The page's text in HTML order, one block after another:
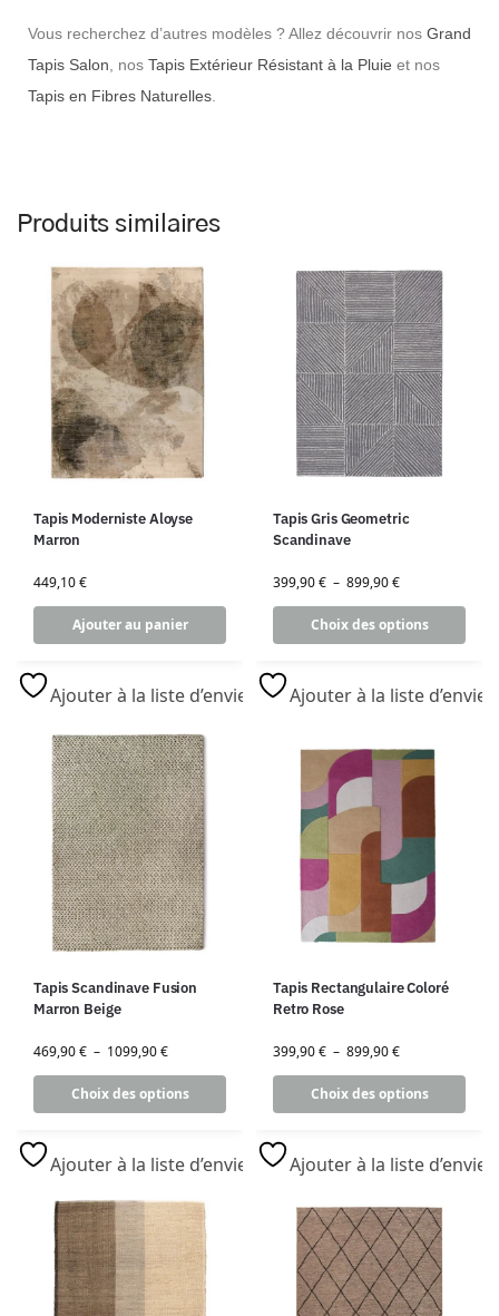
Vous recherchez d’autres modèles ? Allez découvrir nos Grand
Tapis Salon , nos Tapis Extérieur Résistant à la Pluie et nos
Tapis en Fibres Naturelles
Produits similaires
Tapis Moderniste Aloyse
Marron
449,10€
Ajouter au panier
Ajouter à la liste d’envies
Tapis Gris Geometric
Scandinave
399,90€ – 899,90€
Choix des options
Ajouter à la liste d’envies
Tapis Scandinave Fusion
Marron Beige
469,90€ – 1099,90€
Choix des options
Ajouter à la liste d’envies
Tapis Rectangulaire Coloré
Retro Rose
399,90€ – 899,90€
Choix des options
Ajouter à la liste d’envies